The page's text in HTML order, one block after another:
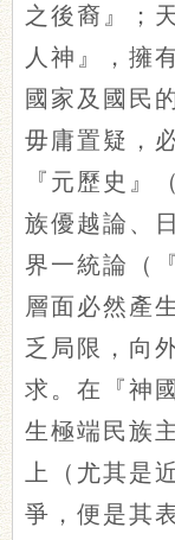
之後裔』；
人神』，擁
國家及國民
毋庸置疑，
『元歷史』
族優越論、
界一統論（
層面必然產
乏局限，向
求。在『神
生極端民族
上（尤其是
爭，便是其